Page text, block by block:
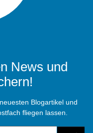
News und
Blogartikel und
fliegen lassen.